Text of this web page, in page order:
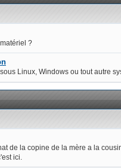
?
Linux, Windows ou tout autre
de la copine de la mère a la
ici.